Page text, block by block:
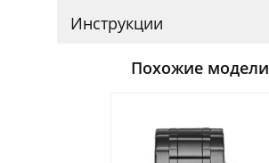
Инструкции
Похожие модели